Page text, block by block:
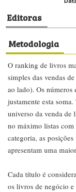
Editoras
Metodologia
O ranking de livros
simples das vendas
ao lado). Os números
justamente esta
universo da venda
no máximo listas
categoria, as
apresentam uma
Cada título é
os livros de negócio e